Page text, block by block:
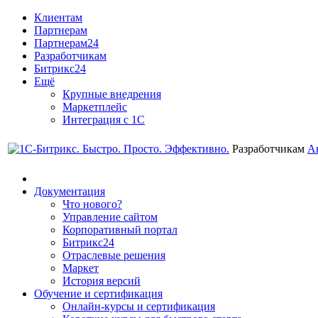
Клиентам
Партнерам
Партнерам24
Разработчикам
Битрикс24
Ещё
Крупные внедрения
Маркетплейс
Интеграция с 1С
Разработчикам
Документация
Что нового?
Управление сайтом
Корпоративный портал
Битрикс24
Отраслевые решения
Маркет
История версий
Обучение и сертификация
Онлайн-курсы и сертификация